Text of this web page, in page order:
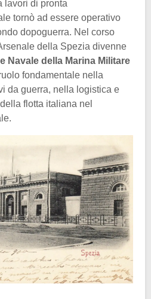
lavori di pronta
tornò ad essere operativo
dopoguerra. Nel corso
della Spezia divenne
Navale della Marina Militare
fondamentale nella
da guerra, nella logistica e
flotta italiana nel